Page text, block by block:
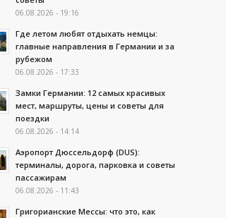
06.08.2026 - 19:16
Где летом любят отдыхать немцы:
главные направления в Германии и за
рубежом
06.08.2026 - 17:33
Замки Германии: 12 самых красивых
мест, маршруты, цены и советы для
поездки
06.08.2026 - 14:14
Аэропорт Дюссельдорф (DUS):
терминалы, дорога, парковка и советы
пассажирам
06.08.2026 - 11:43
Григорианские Мессы: что это, как